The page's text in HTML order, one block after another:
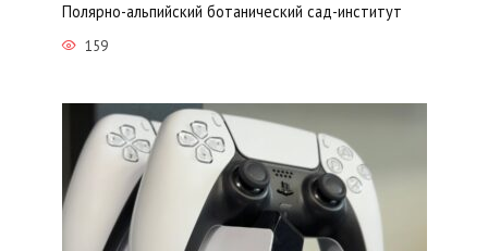
Полярно-альпийский ботанический сад-институт
159